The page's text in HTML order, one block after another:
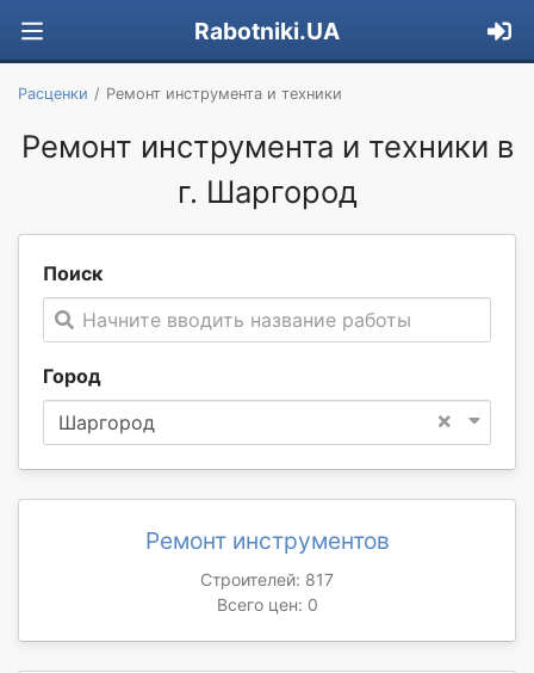
Rabotniki.UA
Расценки Ремонт инструмента и техники
Ремонт инструмента и техники в
г. Шаргород
Поиск
Начните вводить название работы
Город
×
Шаргород
Ремонт инструментов
Строителей: 817
Всего цен: 0